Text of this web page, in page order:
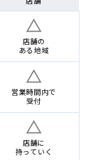
店舗の
ある地域
営業時間内で
受付
店舗に
持っていく